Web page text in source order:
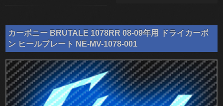
カーボニー BRUTALE 1078RR 08-09年用 ドライカーボ
ン ヒールプレート NE-MV-1078-001